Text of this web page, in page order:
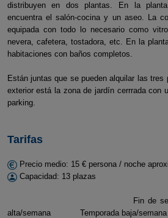
distribuyen en dos plantas. En la
encuentra el salón-cocina y un aseo. La
equipada con todo lo necesario como
nevera, cafetera, tostadora, etc. En la
habitaciones con baños completos.
Están juntas que se pueden alquilar las tres
exterior está la zona de jardín cerrrada con
parking.
Tarifas
Precio medio: 15 € persona / noche
Capacidad: 13 plazas
Fin de semana
alta/semana Temporada baja/semana